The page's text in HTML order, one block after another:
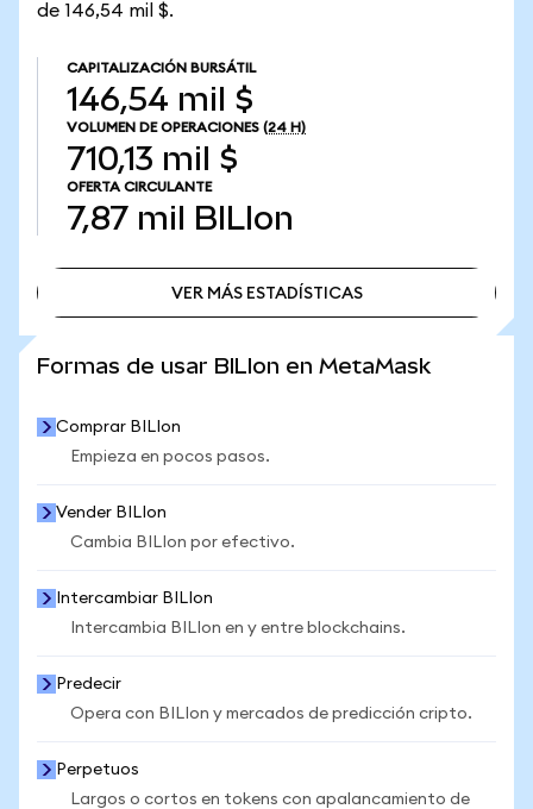
de 146,54 mil $.
CAPITALIZACIÓN BURSÁTIL
146,54 mil $
VOLUMEN DE OPERACIONES (24 H)
710,13 mil $
OFERTA CIRCULANTE
7,87 mil BILIon
VER MÁS ESTADÍSTICAS
Formas de usar BILIon en MetaMask
Comprar BILIon
Empieza en pocos pasos.
Vender BILIon
Cambia BILIon por efectivo.
Intercambiar BILIon
Intercambia BILIon en y entre blockchains.
Predecir
Opera con BILIon y mercados de predicción cripto.
Perpetuos
Largos o cortos en tokens con apalancamiento de